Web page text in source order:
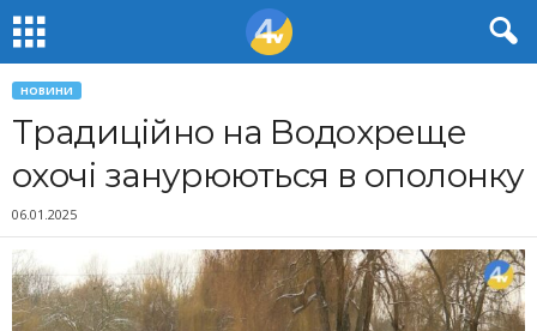
НОВИНИ
Традиційно на Водохреще
охочі занурюються в ополонку
06.01.2025